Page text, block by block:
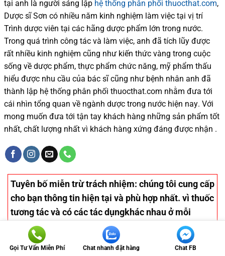
tại anh là người sáng lập hệ thống phân phối thuocthat.com,
Dược sĩSơn có nhiều năm kinh nghiệm làm việc tại vị trí
Trình dược viên tại các hãng dược phẩm lớn trong nước.
Trong quá trình công tác và làm việc, anh đã tích lũy được
rất nhiều kinh nghiệm cũng như kiến thức vàng trong cuộc
sống về dược phẩm, thực phẩm chức năng, mỹ phẩm thấu
hiểu được nhu cầu của bác sĩcũng như bệnh nhân anh đã
thành lập hệ thống phân phối thuocthat.com nhằm đưa tới
cái nhìn tổng quan về ngành dược trong nước hiện nay. Với
mong muốn đưa tới tận tay khách hàng những sản phẩm tốt
nhất, chất lượng nhất vì khách hàng xứng đáng được nhận .
Tuyên bố miễn trừ trách nhiệm: chúng tôi cung cấp
cho bạn thông tin hiện tại và phù hợp nhất. vì thuốc
tương tác và có các tác dụngkhác nhau ở mỗi
người khác nhau, chúng tôi không thể đảm bảo
rằng thông tin này bao gồm tất cả các tương tác có
Gọi Tư Vấn Miễn Phí Chat nhanh đặt hàng Chat FB